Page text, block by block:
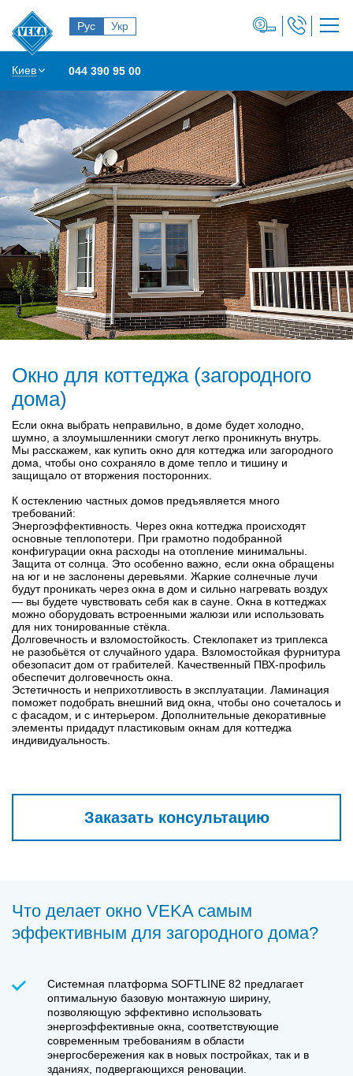
Рус Укр
Киев 044 390 95 00
Окно для коттеджа (загородного
дома)
Если окна выбрать неправильно, в доме будет холодно,
шумно, а злоумышленники смогут легко проникнуть внутрь.
Мы расскажем, как купить окно для коттеджа или загородного
дома, чтобы оно сохраняло в доме тепло и тишину и
защищало от вторжения посторонних.
К остеклению частных домов предъявляется много
требований:
Энергоэффективность. Через окна коттеджа происходят
основные теплопотери. При грамотно подобранной
конфигурации окна расходы на отопление минимальны.
Защита от солнца. Это особенно важно, если окна обращены
на юг и не заслонены деревьями. Жаркие солнечные лучи
будут проникать через окна в дом и сильно нагревать воздух
— вы будете чувствовать себя как в сауне. Окна в коттеджах
можно оборудовать встроенными жалюзи или использовать
для них тонированные стёкла.
Долговечность и взломостойкость. Стеклопакет из триплекса
не разобьётся от случайного удара. Взломостойкая фурнитура
обезопасит дом от грабителей. Качественный ПВХ-профиль
обеспечит долговечность окна.
Эстетичность и неприхотливость в эксплуатации. Ламинация
поможет подобрать внешний вид окна, чтобы оно сочеталось и
с фасадом, и с интерьером. Дополнительные декоративные
элементы придадут пластиковым окнам для коттеджа
индивидуальность.
Заказать консультацию
Что делает окно VEKA самым
эффективным для загородного дома?
Системная платформа SOFTLINE 82 предлагает
оптимальную базовую монтажную ширину,
позволяющую эффективно использовать
энергоэффективные окна, соответствующие
современным требованиям в области
энергосбережения как в новых постройках, так и в
зданиях, подвергающихся реновации.